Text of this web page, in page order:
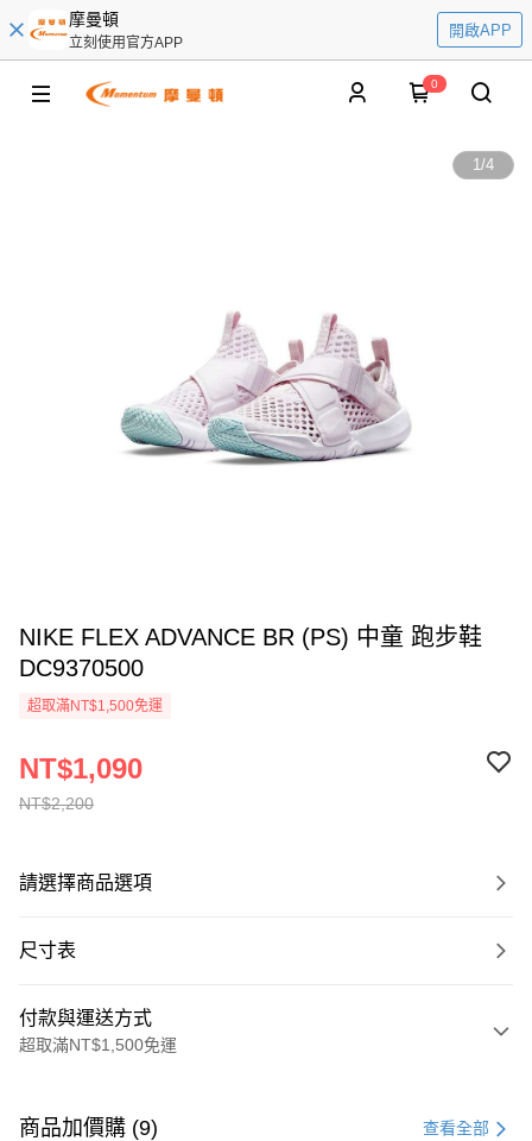
摩曼頓
立刻使用官方APP
開啟APP
0
1/4
NIKE FLEX ADVANCE BR (PS) 中童 跑步鞋
DC9370500
超取滿NT$1,500免運
NT$2,200
NT$1,090
請選擇商品選項
尺寸表
付款與運送方式
超取滿NT$1,500免運
信用卡一次付款
商品加價購 (9) 查看全部